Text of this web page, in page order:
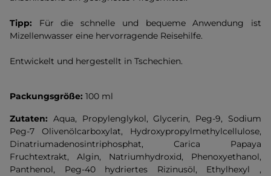
Tipp: Für die schnelle und bequeme Anwendung ist
Mizellenwasser eine hervorragende Reisehilfe.
Entwickelt und hergestellt in Tschechien.
Packungsgröße: 100 ml
Zutaten: Aqua, Propylenglykol, Glycerin, Peg-9, Sodium
Peg-7 Olivenölcarboxylat, Hydroxypropylmethylcellulose,
Dinatriumadenosintriphosphat, Carica Papaya
Fruchtextrakt, Algin, Natriumhydroxid, Phenoxyethanol,
Panthenol, Peg-40 hydriertes Rizinusöl, Ethylhexyl ,